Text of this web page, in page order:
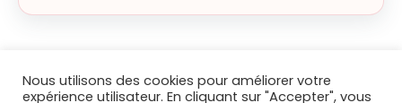
Nous utilisons des cookies pour améliorer votre
expérience utilisateur. En cliquant sur "Accepter", vous